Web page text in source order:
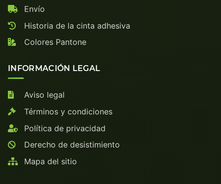
Envío
Historia de la cinta adhesiva
Colores Pantone
INFORMACIÓN LEGAL
Aviso legal
Términos y condiciones
Política de privacidad
Derecho de desistimiento
Mapa del sitio